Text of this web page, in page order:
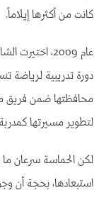
كانت من أكثرها إيلاماً.
عام 2009،
دورة تدريبية لرياضة
محافظتها ضمن فريق
لتطوير مسيرتها
لكن الحماسة سرعان ما
استبعادها، بحجة أن